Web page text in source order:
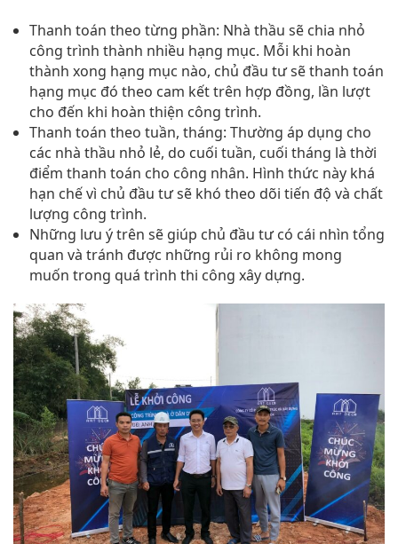
Thanh toán theo từng phần: Nhà thầu sẽ chia nhỏ
công trình thành nhiều hạng mục. Mỗi khi hoàn
thành xong hạng mục nào, chủ đầu tư sẽ thanh toán
hạng mục đó theo cam kết trên hợp đồng, lần lượt
cho đến khi hoàn thiện công trình.
Thanh toán theo tuần, tháng: Thường áp dụng cho
các nhà thầu nhỏ lẻ, do cuối tuần, cuối tháng là thời
điểm thanh toán cho công nhân. Hình thức này khá
hạn chế vì chủ đầu tư sẽ khó theo dõi tiến độ và chất
lượng công trình.
Những lưu ý trên sẽ giúp chủ đầu tư có cái nhìn tổng
quan và tránh được những rủi ro không mong
muốn trong quá trình thi công xây dựng.